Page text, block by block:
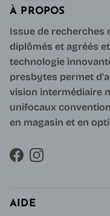
À PROPOS
Issue de recherches
diplômés et agréés
technologie
presbytes permet
vision intermédiaire
unifocaux
en magasin et en
FacebookInstagram
AIDE